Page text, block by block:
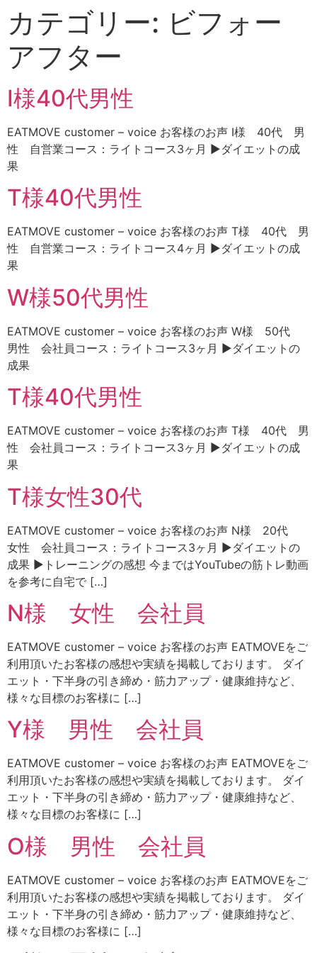
カテゴリー: ビフォー
アフター
I様40代男性
EATMOVE customer – voice お客様のお声 I様 40代 男
性 自営業コース：ライトコース3ヶ月 ▶ダイエットの成
果
T様40代男性
EATMOVE customer – voice お客様のお声 T様 40代 男
性 自営業コース：ライトコース4ヶ月 ▶ダイエットの成
果
W様50代男性
EATMOVE customer – voice お客様のお声 W様 50代
男性 会社員コース：ライトコース3ヶ月 ▶ダイエットの
成果
T様40代男性
EATMOVE customer – voice お客様のお声 T様 40代 男
性 会社員コース：ライトコース3ヶ月 ▶ダイエットの成
果
T様女性30代
EATMOVE customer – voice お客様のお声 N様 20代
女性 会社員コース：ライトコース3ヶ月 ▶ダイエットの
成果 ▶トレーニングの感想 今まではYouTubeの筋トレ動画
を参考に自宅で […]
N様 女性 会社員
EATMOVE customer – voice お客様のお声 EATMOVEをご
利用頂いたお客様の感想や実績を掲載しております。 ダイ
エット・下半身の引き締め・筋力アップ・健康維持など、
様々な目標のお客様に […]
Y様 男性 会社員
EATMOVE customer – voice お客様のお声 EATMOVEをご
利用頂いたお客様の感想や実績を掲載しております。 ダイ
エット・下半身の引き締め・筋力アップ・健康維持など、
様々な目標のお客様に […]
O様 男性 会社員
EATMOVE customer – voice お客様のお声 EATMOVEをご
利用頂いたお客様の感想や実績を掲載しております。 ダイ
エット・下半身の引き締め・筋力アップ・健康維持など、
様々な目標のお客様に […]